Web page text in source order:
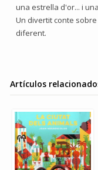
una estrella d'or... i
Un divertit conte
diferent.
Artículos